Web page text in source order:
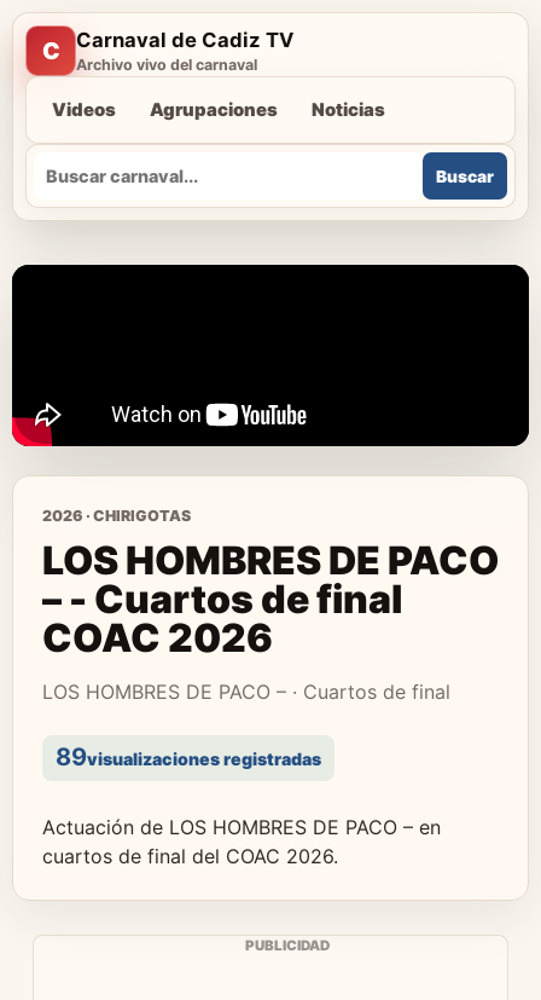
C Carnaval de Cadiz TV
Archivo vivo del carnaval
Videos Agrupaciones Noticias
Buscar
Buscar
2026 · CHIRIGOTAS
LOS HOMBRES DE PACO
– - Cuartos de final
COAC 2026
LOS HOMBRES DE PACO – · Cuartos de final
89visualizaciones registradas
Actuación de LOS HOMBRES DE PACO – en
cuartos de final del COAC 2026.
PUBLICIDAD